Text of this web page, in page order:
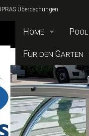
Überdachungen
Home
Impressum
AGBs
Richtlinie
Für den Garten
Korbsauna®
Drop-Design
Monacis